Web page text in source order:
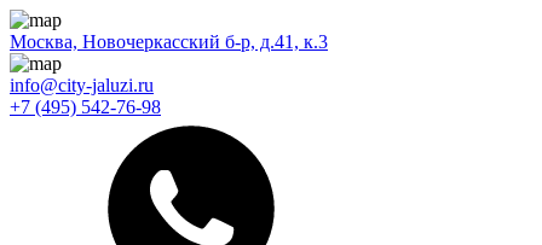
Москва, Новочеркасский б-р, д.41, к.3
info@city-jaluzi.ru
+7 (495) 542-76-98